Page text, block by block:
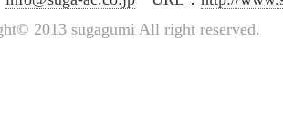
2013 sugagumi All right reserved.